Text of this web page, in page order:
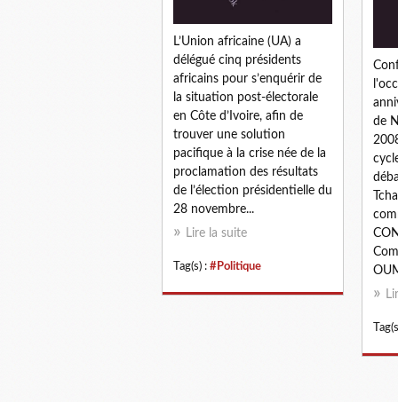
L’Union africaine (UA) a
délégué cinq présidents
africains pour s’enquérir de
la situation post-électorale
en Côte d’Ivoire, afin de
trouver une solution
pacifique à la crise née de la
proclamation des résultats
de l’élection présidentielle du
28 novembre...
Lire la suite
Tag(s) : #Politique
de